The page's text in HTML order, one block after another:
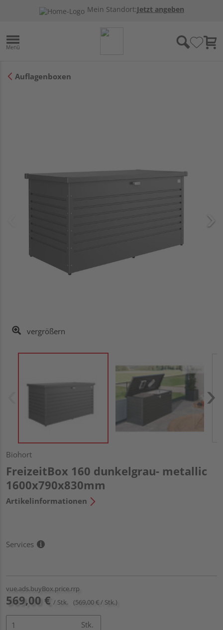
Mein Standort:Jetzt angeben
Auflagenboxen
vergrößern
Biohort
FreizeitBox 160 dunkelgrau- metallic
1600x790x830mm
Artikelinformationen
Services
vue.ads.buyBox.price.rrp
569,00 € / Stk. (569,00 € / Stk.)
Stk.